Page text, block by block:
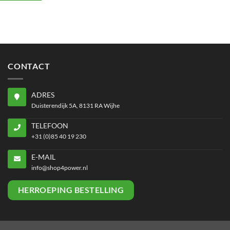
CONTACT
ADRES
Duisterendijk 5A, 8131 RA Wijhe
TELEFOON
+31 (0)85 40 19 230
E-MAIL
info@shop4power.nl
HERROEPING BESTELLING